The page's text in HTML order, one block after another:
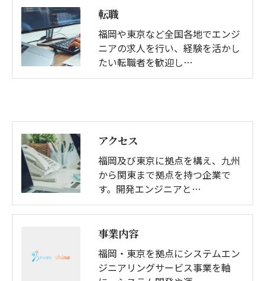
転職
福岡や東京など全国各地でエンジ
ニアの求人を行い、経験を活かし
たい転職者を歓迎し…
アクセス
福岡及び東京に拠点を構え、九州
から関東まで拠点を持つ企業で
す。開発エンジニアと…
事業内容
福岡・東京を拠点にシステムエン
ジニアリングサービス事業を軸